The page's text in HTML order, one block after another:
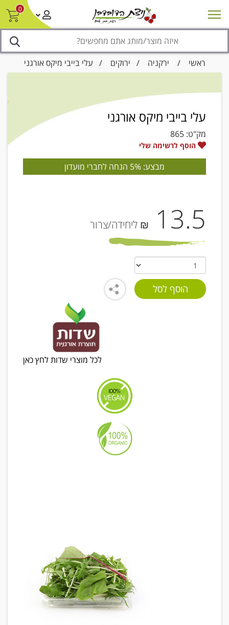
0
מבצעים סניפים צור קשר/ביטול הזמנה
ראשי / ירקניה / ירוקים / עלי בייבי מיקס אורגני
עלי בייבי מיקס אורגני
מק"ט: 865
הוסף לרשימה שלי
מבצע: 5% הנחה לחברי מועדון
13.5 ₪ ליחידה/צרור
לכל מוצרי שדות לחץ כאן